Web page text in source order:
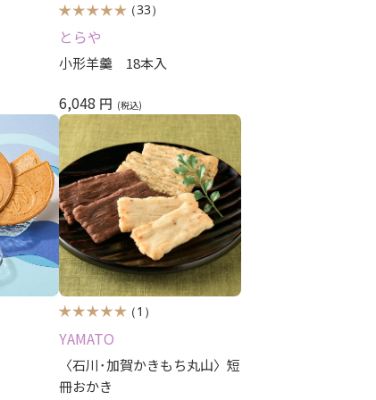
（33）
とらや
小形羊羹 18本入
6,048 円
（1）
YAMATO
〈石川･加賀かきもち丸山〉短
冊おかき